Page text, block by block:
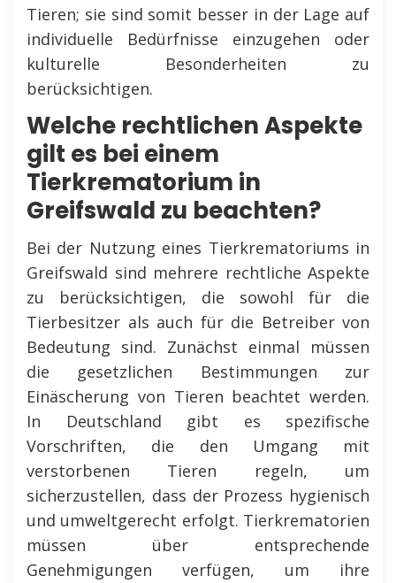
Tieren; sie sind somit besser in der Lage auf
individuelle Bedürfnisse einzugehen oder
kulturelle Besonderheiten zu
berücksichtigen.
Welche rechtlichen Aspekte
gilt es bei einem
Tierkrematorium in
Greifswald zu beachten?
Bei der Nutzung eines Tierkrematoriums in
Greifswald sind mehrere rechtliche Aspekte
zu berücksichtigen, die sowohl für die
Tierbesitzer als auch für die Betreiber von
Bedeutung sind. Zunächst einmal müssen
die gesetzlichen Bestimmungen zur
Einäscherung von Tieren beachtet werden.
In Deutschland gibt es spezifische
Vorschriften, die den Umgang mit
verstorbenen Tieren regeln, um
sicherzustellen, dass der Prozess hygienisch
und umweltgerecht erfolgt. Tierkrematorien
müssen über entsprechende
Genehmigungen verfügen, um ihre